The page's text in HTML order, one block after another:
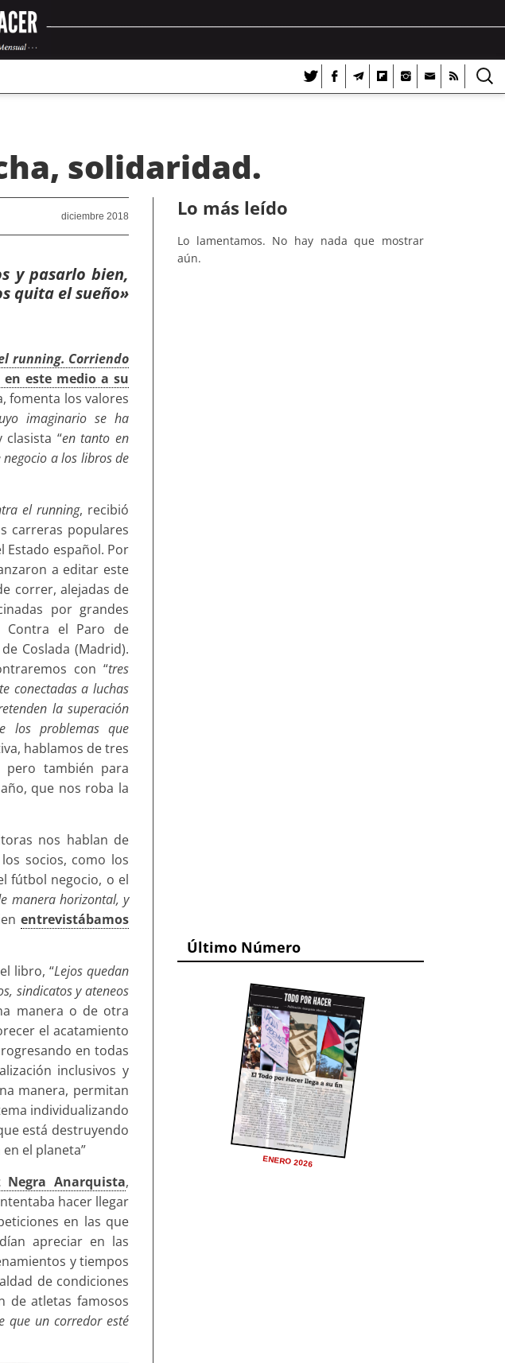
solidaridad.
diciembre 2018
y pasarlo bien,
quita el sueño»
running. Corriendo
este medio a su
fomenta los valores
imaginario se ha
clasista “en tanto en
a los libros de
el running, recibió
carreras populares
Estado español. Por
a editar este
correr, alejadas de
por grandes
Contra el Paro de
Coslada (Madrid).
con “tres
conectadas a luchas
la superación
los problemas que
hablamos de tres
pero también para
que nos roba la
nos hablan de
socios, como los
fútbol negocio, o el
manera horizontal, y
entrevistábamos
libro, “Lejos quedan
sindicatos y ateneos
manera o de otra
el acatamiento
en todas
inclusivos y
manera, permitan
individualizando
está destruyendo
el planeta”
Negra Anarquista,
hacer llegar
en las que
apreciar en las
y tiempos
de condiciones
de atletas famosos
que un corredor esté
Lo más leído
Lo lamentamos. No hay nada que mostrar
aún.
Último Número
ENERO 2026